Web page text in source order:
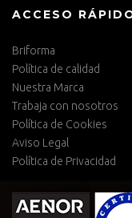
ACCESO
Briforma
Política de calidad
Nuestra Marca
Trabaja con nosotros
Política de Cookies
Aviso Legal
Política de Privacidad